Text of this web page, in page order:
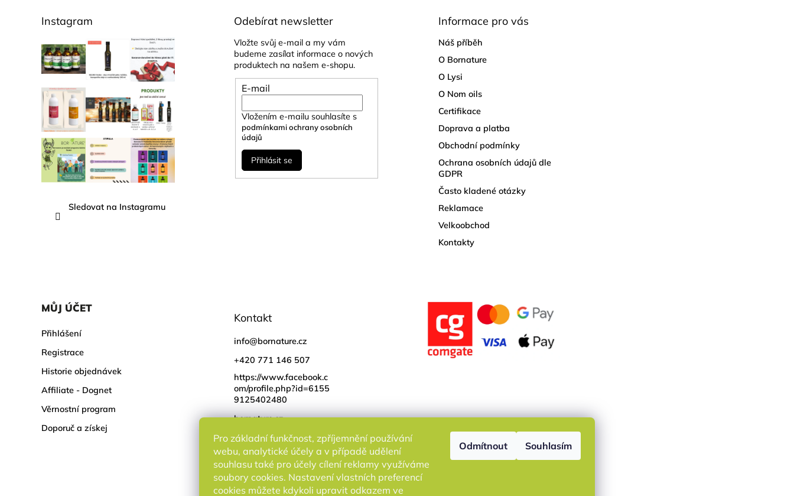
Pro základní funkčnost, zpříjemnění používání
webu, analytické účely a v případě udělení
souhlasu také pro účely cílení reklamy využíváme
soubory cookies. Nastavení vlastních preferencí
cookies můžete kdykoli upravit odkazem ve
Odmítnout Souhlasím
Instagram
Sledovat na Instagramu
Odebírat newsletter
Vložte svůj e-mail a my vám
budeme zasílat informace o nových
produktech na našem e-shopu.
E-mail
Vložením e-mailu souhlasíte s
podmínkami ochrany osobních
údajů
Přihlásit se
Informace pro vás
Náš příběh
O Bornature
O Lysi
O Nom oils
Certifikace
Doprava a platba
Obchodní podmínky
Ochrana osobních údajů dle
GDPR
Často kladené otázky
Reklamace
Velkoobchod
Kontakty
MŮJ ÚČET
Přihlášení
Registrace
Historie objednávek
Affiliate - Dognet
Věrnostní program
Doporuč a získej
Kontakt
info@bornature.cz
+420 771 146 507
https://www.facebook.c
om/profile.php?id=6155
9125402480
bornature.cz